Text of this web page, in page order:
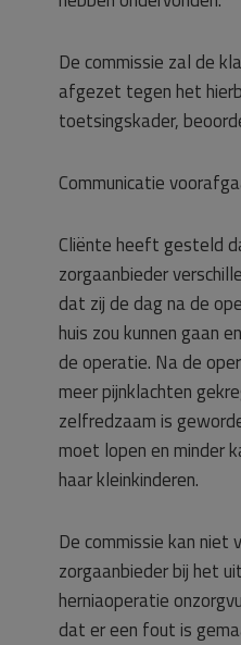
De commissie zal de
afgezet tegen het
toetsingskader,
Communicatie
Cliënte heeft gesteld
zorgaanbieder
dat zij de dag na de
huis zou kunnen gaan
de operatie. Na de
meer pijnklachten
zelfredzaam is
moet lopen en minder
haar kleinkinderen.
De commissie kan
zorgaanbieder bij het
herniaoperatie
dat er een fout is